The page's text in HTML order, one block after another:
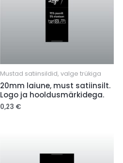
Mustad satiinsildid, valge trükiga
20mm laiune, must satiinsilt.
Logo ja hooldusmärkidega.
0,23 €